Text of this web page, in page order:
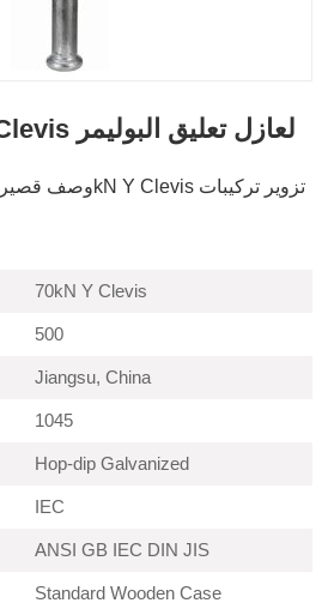
تركيبات 70kN Y Clevis لعازل تعليق البوليمر
70kN Y Clevis
500
Jiangsu, China
1045
Hop-dip Galvanized
IEC
ANSI GB IEC DIN JIS
Standard Wooden Case